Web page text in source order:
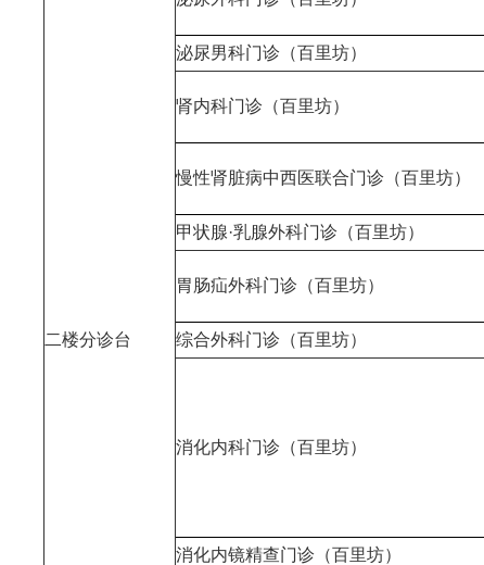
二楼分诊台
泌尿男科门诊（百里坊）
肾内科门诊（百里坊）
慢性肾脏病中西医联合门诊（百里坊）
甲状腺·乳腺外科门诊（百里坊）
胃肠疝外科门诊（百里坊）
综合外科门诊（百里坊）
消化内科门诊（百里坊）
消化内镜精查门诊（百里坊）